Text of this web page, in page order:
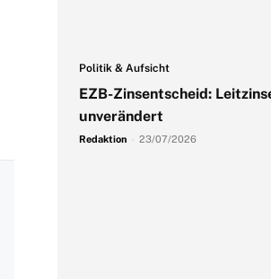
Politik & Aufsicht
EZB-Zinsentscheid:
unverändert
Redaktion 23/07/2026